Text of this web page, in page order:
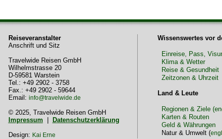
Reiseveranstalter
Anschrift und Sitz
Travelwide Reisen GmbH
Wilhelmstrasse 20
D-59581 Warstein
Tel.: +49 2902 - 3758
Fax.: +49 2902 - 59644
Email: info@travelwide.de
© 2025, Travelwide Reisen GmbH
Impressum
Datenschutzerklärung
Design: Kai Erne
Wissenswertes vor
Einreise, Pass,
Klima & Wetter
Reise & Gesundheit
Zeitzonen & Uhrzeit
Land & Leute
Regionen & Ziele
Karten & Routen
Geld & Währungen
Natur & Umwelt (